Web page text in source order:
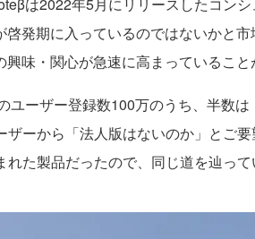
啓発期に入っているのではないかと
味・関心が急速に高まっていること
ユーザー登録数100万のうち、半数
ザーから「法人版はないのか」とご
た製品だったので、同じ道を辿って